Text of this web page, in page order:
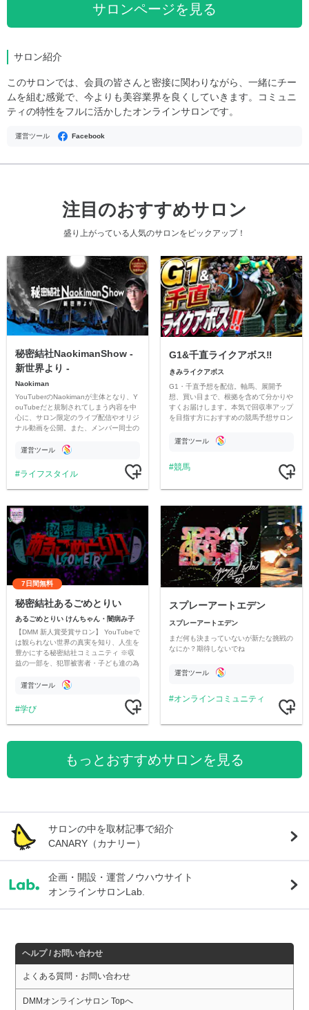
サロンページを見る
サロン紹介
このサロンでは、会員の皆さんと密接に関わりながら、一緒にチー
ムを組む感覚で、今よりも美容業界を良くしていきます。コミュニ
ティの特性をフルに活かしたオンラインサロンです。
運営ツール Facebook
注目のおすすめサロン
盛り上がっている人気のサロンをピックアップ！
秘密結社NaokimanShow -
新世界より -
Naokiman
YouTuberのNaokimanが主体となり、Y
ouTubeだと規制されてしまう内容を中
心に、サロン限定のライブ配信やオリジ
ナル動画を公開。また、メンバー同士の
ただいています。
運営ツール
ライフスタイル
G1&千直ライクアボス‼️
きみライクアボス
G1・千直予想を配信。軸馬、展開予
想、買い目まで、根拠を含めて分かりや
すくお届けします。本気で回収率アップ
を目指す方におすすめの競馬予想サロン
運営ツール
競馬
7日間無料
秘密結社あるごめとりい
あるごめとりい けんちゃん・闇病み子
【DMM 新人賞受賞サロン】 YouTubeで
は観られない世界の真実を知り、人生を
豊かにする秘密結社コミュニティ ※収
益の一部を、犯罪被害者・子ども達の為
す運営ツール
学び
スプレーアートエデン
スプレーアートエデン
まだ何も決まっていないが新たな挑戦の
なにか？期待しないでね
運営ツール
オンラインコミュニティ
もっとおすすめサロンを見る
サロンの中を取材記事で紹介
CANARY（カナリー）
企画・開設・運営ノウハウサイト
オンラインサロンLab.
ヘルプ / お問い合わせ
よくある質問・お問い合わせ
DMMオンラインサロン Topへ